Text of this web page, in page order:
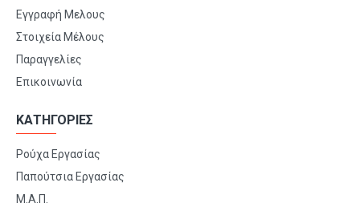
Εγγραφή Μελους
Στοιχεία Μέλους
Παραγγελίες
Επικοινωνία
ΚΑΤΗΓΟΡΙΕΣ
Ρούχα Εργασίας
Παπούτσια Εργασίας
Μ.Α.Π.